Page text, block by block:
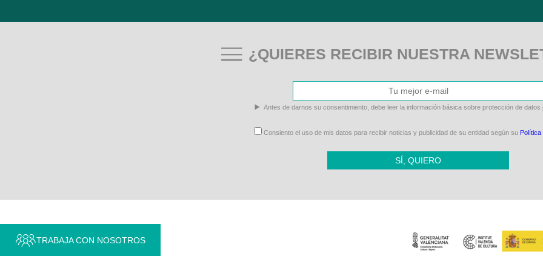
¿QUIERES RECIBIR NUESTRA
Antes de darnos su consentimiento, debe leer la información básica sobre protección de datos
Consiento el uso de mis datos para recibir noticias y publicidad de su entidad según su
SÍ, QUIERO
TRABAJA CON NOSOTROS